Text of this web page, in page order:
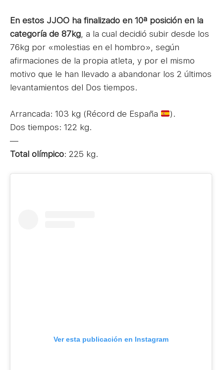
En estos JJOO ha finalizado en 10ª posición en la
categoría de 87kg, a la cual decidió subir desde los
76kg por «molestias en el hombro», según
afirmaciones de la propia atleta, y por el mismo
motivo que le han llevado a abandonar los 2 últimos
levantamientos del Dos tiempos.
Arrancada: 103 kg (Récord de España
).
Dos tiempos: 122 kg.
—
Total olímpico: 225 kg.
Ver esta publicación en Instagram